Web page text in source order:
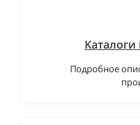
Подробное